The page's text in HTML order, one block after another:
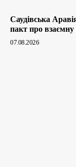
Саудівська
пакт про
07.08.2026